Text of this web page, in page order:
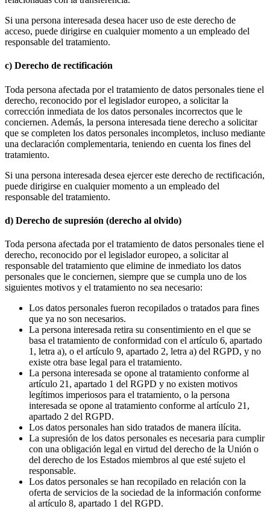
Si una persona interesada desea hacer uso de este derecho de
acceso, puede dirigirse en cualquier momento a un empleado del
responsable del tratamiento.
c) Derecho de rectificación
Toda persona afectada por el tratamiento de datos personales tiene el
derecho, reconocido por el legislador europeo, a solicitar la
corrección inmediata de los datos personales incorrectos que le
conciernen. Además, la persona interesada tiene derecho a solicitar
que se completen los datos personales incompletos, incluso mediante
una declaración complementaria, teniendo en cuenta los fines del
tratamiento.
Si una persona interesada desea ejercer este derecho de rectificación,
puede dirigirse en cualquier momento a un empleado del
responsable del tratamiento.
d) Derecho de supresión (derecho al olvido)
Toda persona afectada por el tratamiento de datos personales tiene el
derecho, reconocido por el legislador europeo, a solicitar al
responsable del tratamiento que elimine de inmediato los datos
personales que le conciernen, siempre que se cumpla uno de los
siguientes motivos y el tratamiento no sea necesario:
Los datos personales fueron recopilados o tratados para fines
que ya no son necesarios.
La persona interesada retira su consentimiento en el que se
basa el tratamiento de conformidad con el artículo 6, apartado
1, letra a), o el artículo 9, apartado 2, letra a) del RGPD, y no
existe otra base legal para el tratamiento.
La persona interesada se opone al tratamiento conforme al
artículo 21, apartado 1 del RGPD y no existen motivos
legítimos imperiosos para el tratamiento, o la persona
interesada se opone al tratamiento conforme al artículo 21,
apartado 2 del RGPD.
Los datos personales han sido tratados de manera ilícita.
La supresión de los datos personales es necesaria para cumplir
con una obligación legal en virtud del derecho de la Unión o
del derecho de los Estados miembros al que esté sujeto el
responsable.
Los datos personales se han recopilado en relación con la
oferta de servicios de la sociedad de la información conforme
al artículo 8, apartado 1 del RGPD.